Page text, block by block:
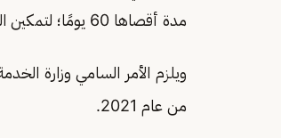
مدة أقصاها 60 يومًا؛ لتمكين الجهات الحكومية من استخدامه بعد انتهاء اختباره وتجربته.
ويلزم الأمر السامي وزارة
من عام 2021.